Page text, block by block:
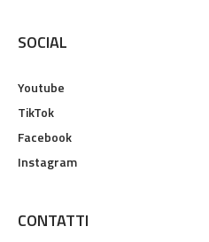
SOCIAL
Youtube
TikTok
Facebook
Instagram
CONTATTI